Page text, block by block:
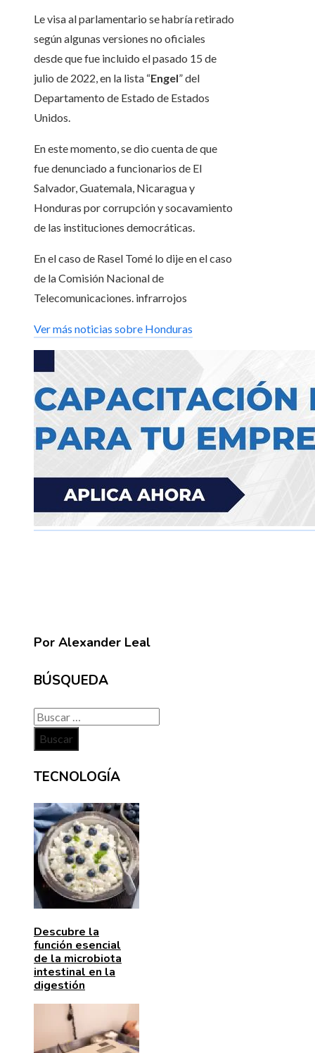
Le visa al parlamentario se habría retirado
según algunas versiones no oficiales
desde que fue incluido el pasado 15 de
julio de 2022, en la lista “Engel” del
Departamento de Estado de Estados
Unidos.
En este momento, se dio cuenta de que
fue denunciado a funcionarios de El
Salvador, Guatemala, Nicaragua y
Honduras por corrupción y socavamiento
de las instituciones democráticas.
En el caso de Rasel Tomé lo dije en el caso
de la Comisión Nacional de
Telecomunicaciones. infrarrojos
Ver más noticias sobre Honduras
Por Alexander Leal
BÚSQUEDA
Buscar:
TECNOLOGÍA
Descubre la
función esencial
de la microbiota
intestinal en la
digestión